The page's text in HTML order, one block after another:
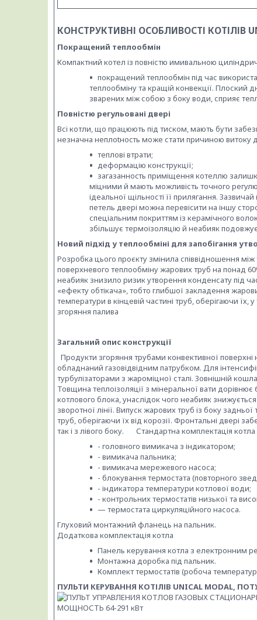
КОНСТРУКТИВНІ ОСОБЛИВОСТІ КОТІЛІВ
Покращений теплообмін
Компактний котел із повністю имивальною
покращений теплообмін під час
теплообміну та кращій конвекції. Плоский
зварених між собою з боку води, сприяє
Повністю регульовані двері
Всі котли, що працюють під тиском, мають бути
незначна неплotнocть може стати причиною витоку
теплові втрати;
деформацію конструкції;
загaзaннocть приміщення котеллю
міцними й мають можливість точного
ідеальної щільності її прилягання.
петель двері можна перевісити на іншу
спеціальним покриттям із керамічного
збільшує термоізоляцію й неабияк подовжує
Новий підхід у теплообміні для запобігання
Розробка цього проєкту змінила співвідношення
поверхневого теплообміну жарових труб на понад
неабияк знизило ризик утворення конденсату під
«ефекту обтікача», тобто глибшої закладення
температури в кінцевій частині труб, оберігаючи їх,
згоряння палива
Загальний опис конструкції
Продукти згоряння трубами конвективної поверхні
обладнаний газовідвідним патрубком. Для
турбулізаторами з жароміцної сталі. Зовнішній
Товщина теплоізоляції з мінеральної вати
котлового блока, унаслідок чого неабияк
зворотної лінії. Випуск жарових труб із боку
труб, оберігаючи їх від корозії. Фронтальні двері
так і з лівого боку. Стандартна комплектація
- головного вимикача з індикатором;
- вимикача пальника;
- вимикача мережевого насоса;
- блокування термостата (повторного
- індикатора температури котлової води;
- контрольних термостатів низької та
— термостата циркуляційного насоса.
Глуховий монтажний фланець на пальник.
Додаткова комплектація котла
Панель керування котла з електронним
Монтажна доробка під пальник.
Комплект термостатів (робоча
ПУЛЬТИ КЕРУВАННЯ КОТІЛІВ UNICAL MODAL,